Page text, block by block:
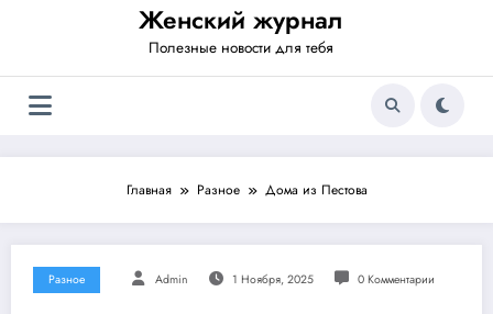
Женский журнал
Полезные новости для тебя
Главная Разное Дома из Пестова
Разное Admin 1 Ноября, 2025 0 Комментарии